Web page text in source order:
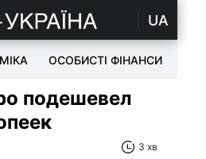
UA
ОСОБИСТІ ФІНАНСИ
подешевел
3 хв